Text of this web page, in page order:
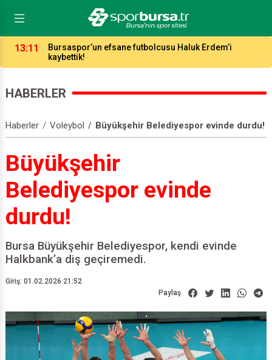
03:17
Maç Masası toplandı: Timsah, Bodrum’un aşırı sıcağını
da yenerse kazanır!
HABERLER
Haberler Voleybol Büyükşehir Belediyespor evinde durdu!
Büyükşehir
Belediyespor evinde
durdu!
Bursa Büyükşehir Belediyespor, kendi evinde
Halkbank’a diş geçiremedi.
Giriş: 01.02.2026 21:52
Paylaş